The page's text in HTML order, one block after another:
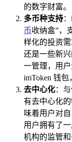
的数字财富。
多币种支持
币收纳盒”，
样化的投资
还是一些新
一管理，用
imToken 钱
去中心化：
有去中心化
味着用户对
用户拥有了
机构的监管